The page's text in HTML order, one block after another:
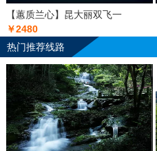
【蕙质兰心】昆大丽双飞一
￥2480
热门推荐线路